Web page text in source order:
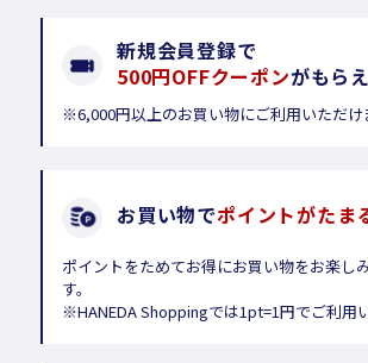
新規会員登録で
500円OFFクーポンがもら
※6,000円以上のお買い物にご利用いただけ
お買い物でポイントがたま
ポイントをためてお得にお買い物をお楽し
す。
※HANEDA Shoppingでは1pt=1円でご利用